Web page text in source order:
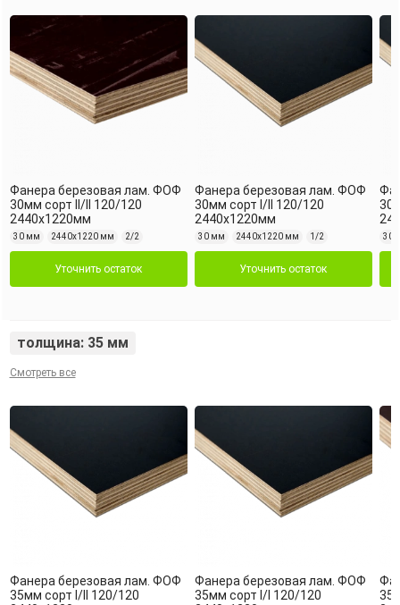
Фанера березовая лам. ФОФ
30мм сорт II/II 120/120
2440х1220мм
30 мм 2440х1220 мм 2/2
Уточнить остаток
Фанера березовая лам. ФОФ
30мм сорт I/II 120/120
2440х1220мм
30 мм 2440х1220 мм 1/2
Уточнить остаток
30
толщина: 35 мм
Смотреть все
Фанера березовая лам. ФОФ
35мм сорт I/II 120/120
Фанера березовая лам. ФОФ
35мм сорт I/I 120/120